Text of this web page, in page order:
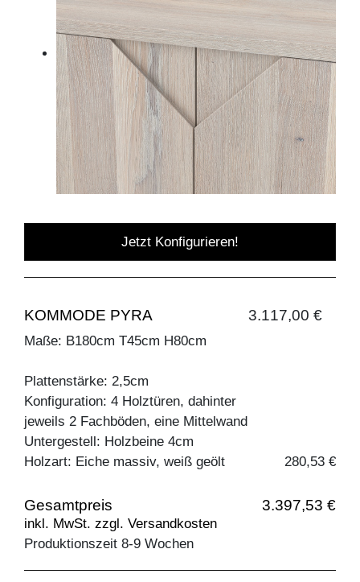
Jetzt Konfigurieren!
KOMMODE PYRA 3.117,00 €
Maße: B180cm T45cm H80cm
Plattenstärke: 2,5cm
Konfiguration: 4 Holztüren, dahinter
jeweils 2 Fachböden, eine Mittelwand
Untergestell: Holzbeine 4cm
Holzart: Eiche massiv, weiß geölt
280,53 €
Gesamtpreis 3.397,53 €
inkl. MwSt. zzgl. Versandkosten
Produktionszeit 8-9 Wochen